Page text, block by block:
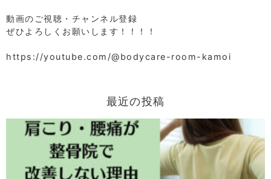
動画のご視聴・チャンネル登録
ぜひよろしくお願いします！！！！
https://youtube.com/@bodycare-room-kamoi
最近の投稿